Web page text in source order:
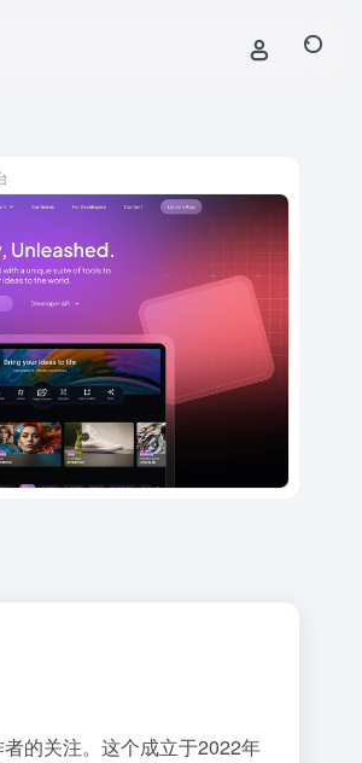
的关注。这个成立于2022年